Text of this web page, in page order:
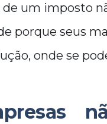
de um imposto
porque seus
onde se